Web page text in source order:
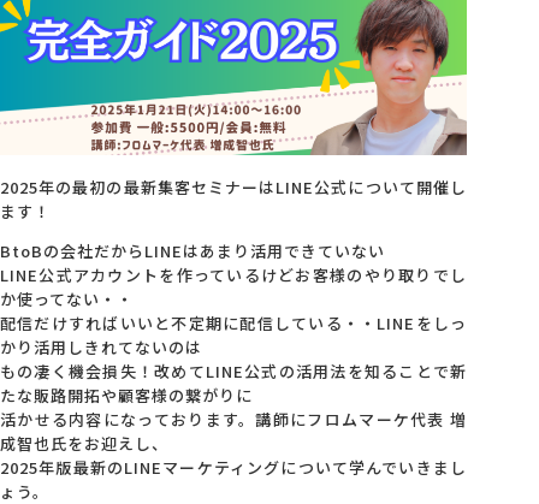
会社概要
アクセス
採用情報
お問い合わせ
2025年の最初の最新集客セミナーはLINE公式について開催し
ます！
BtoBの会社だからLINEはあまり活用できていない
LINE公式アカウントを作っているけどお客様のやり取りでし
か使ってない・・
配信だけすればいいと不定期に配信している・・LINEをしっ
かり活用しきれてないのは
もの凄く機会損失！改めてLINE公式の活用法を知ることで新
たな販路開拓や顧客様の繋がりに
活かせる内容になっております。講師にフロムマーケ代表 増
成智也氏をお迎えし、
2025年版最新のLINEマーケティングについて学んでいきまし
ょう。